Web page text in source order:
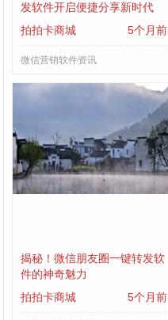
发软件开启便捷分享新时代
拍拍卡商城
5个月前
微信营销软件资讯
揭秘！微信朋友圈一键转发软
件的神奇魅力
拍拍卡商城
5个月前